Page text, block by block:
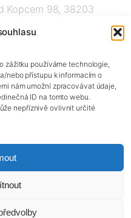
zážitku používáme technologie,
nebo přístupu k informacím o
nám umožní zpracovávat údaje,
ID na tomto webu.
nepříznivě ovlivnit určité
Kopcem 98, 38203
údajů